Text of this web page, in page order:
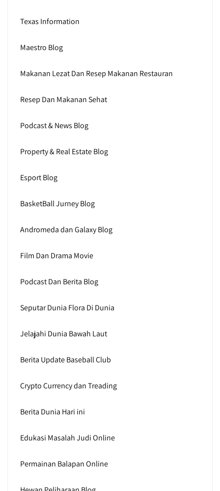
Texas Information
Maestro Blog
Makanan Lezat Dan Resep Makanan Restauran
Resep Dan Makanan Sehat
Podcast & News Blog
Property & Real Estate Blog
Esport Blog
BasketBall Jurney Blog
Andromeda dan Galaxy Blog
Film Dan Drama Movie
Podcast Dan Berita Blog
Seputar Dunia Flora Di Dunia
Jelajahi Dunia Bawah Laut
Berita Update Baseball Club
Crypto Currency dan Treading
Berita Dunia Hari ini
Edukasi Masalah Judi Online
Permainan Balapan Online